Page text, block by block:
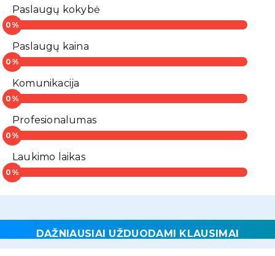
Paslaugų kokybė
Paslaugų kaina
Komunikacija
Profesionalumas
Laukimo laikas
DAŽNIAUSIAI UŽDUODAMI KLAUSIMAI